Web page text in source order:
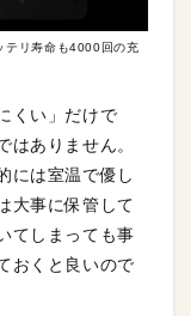
テリ寿命も4000回の充
くい」だけで
はありません。
には室温で優し
大事に保管して
てしまっても事
おくと良いので